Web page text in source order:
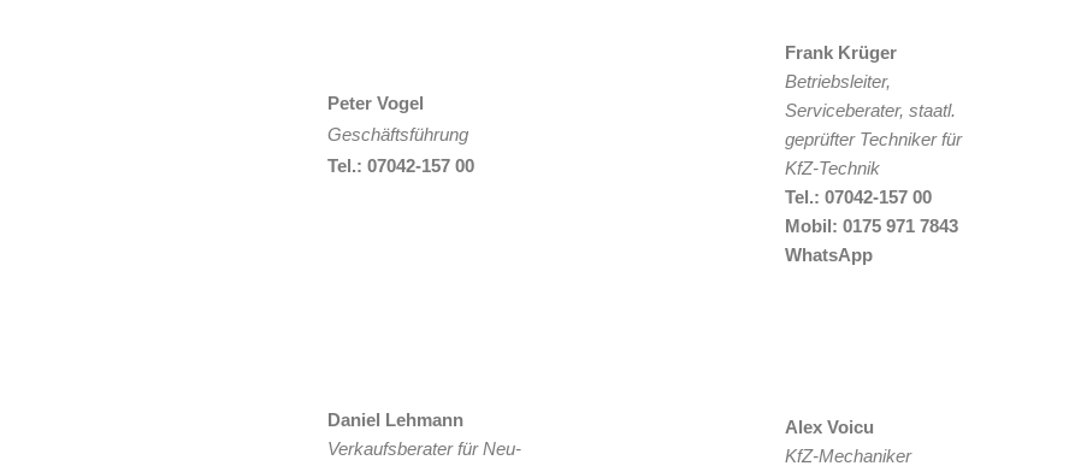
Peter Vogel
Geschäftsführung
Tel.: 07042-157 00
Frank Krüger
Betriebsleiter,
Serviceberater, staatl.
geprüfter Techniker für
KfZ-Technik
Tel.: 07042-157 00
Mobil: 0175 971 7843
WhatsApp
Daniel Lehmann
Verkaufsberater für Neu-
Alex Voicu
KfZ-Mechaniker